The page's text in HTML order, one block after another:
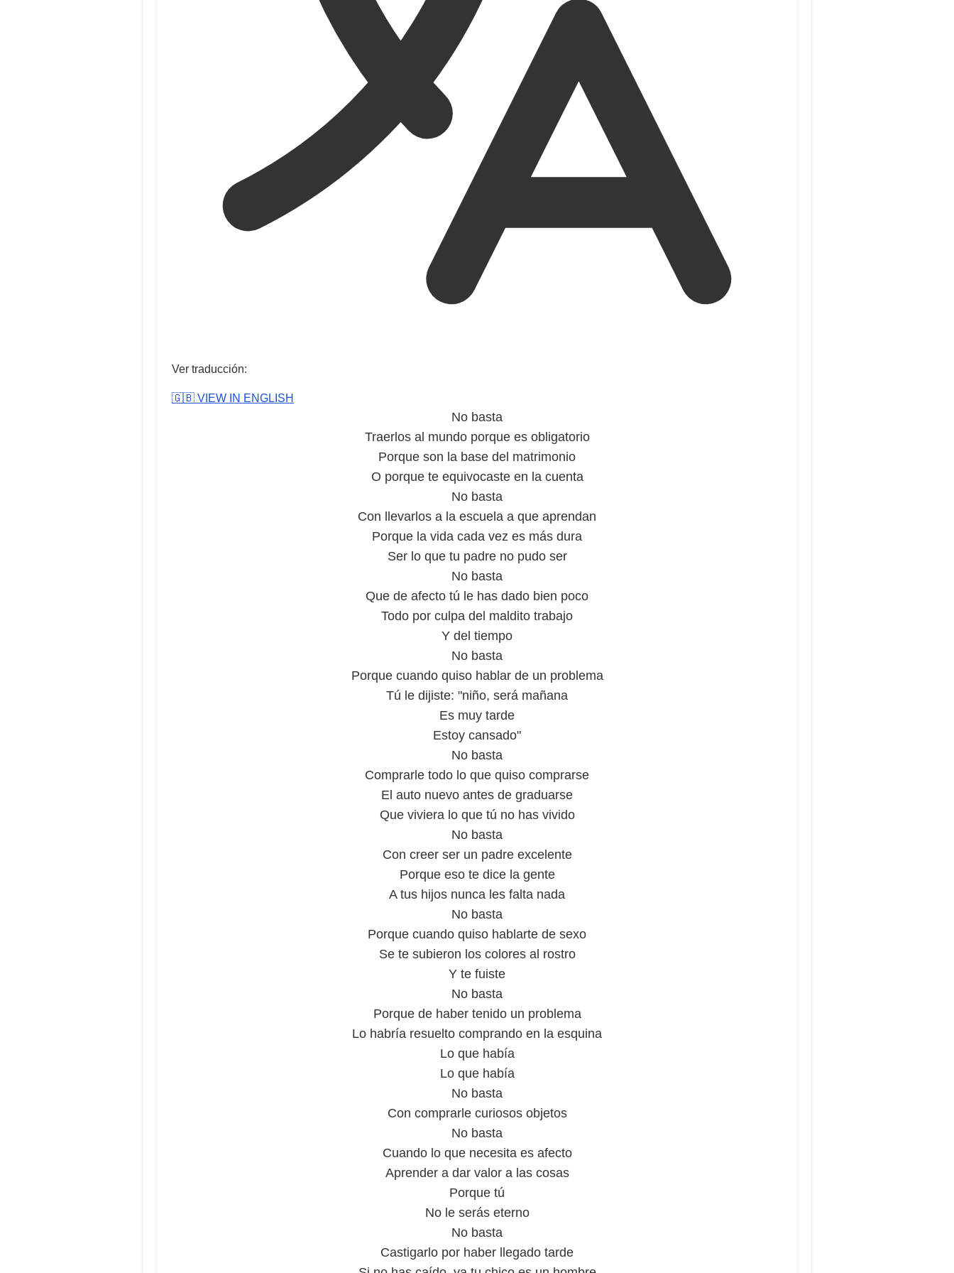
Ver traducción:
🇬🇧 VIEW IN ENGLISH
No basta
Traerlos al mundo porque es obligatorio
Porque son la base del matrimonio
O porque te equivocaste en la cuenta
No basta
Con llevarlos a la escuela a que aprendan
Porque la vida cada vez es más dura
Ser lo que tu padre no pudo ser
No basta
Que de afecto tú le has dado bien poco
Todo por culpa del maldito trabajo
Y del tiempo
No basta
Porque cuando quiso hablar de un problema
Tú le dijiste: "niño, será mañana
Es muy tarde
Estoy cansado"
No basta
Comprarle todo lo que quiso comprarse
El auto nuevo antes de graduarse
Que viviera lo que tú no has vivido
No basta
Con creer ser un padre excelente
Porque eso te dice la gente
A tus hijos nunca les falta nada
No basta
Porque cuando quiso hablarte de sexo
Se te subieron los colores al rostro
Y te fuiste
No basta
Porque de haber tenido un problema
Lo habría resuelto comprando en la esquina
Lo que había
Lo que había
No basta
Con comprarle curiosos objetos
No basta
Cuando lo que necesita es afecto
Aprender a dar valor a las cosas
Porque tú
No le serás eterno
No basta
Castigarlo por haber llegado tarde